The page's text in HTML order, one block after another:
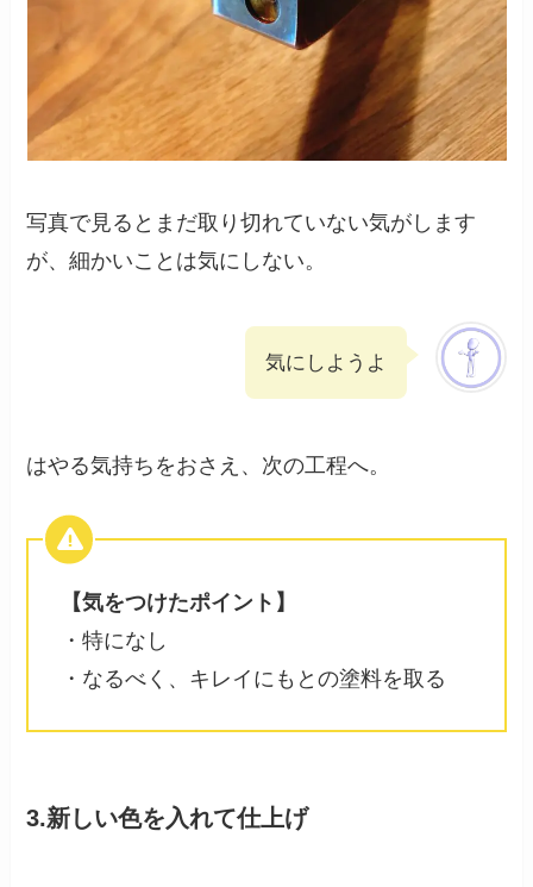
写真で見るとまだ取り切れていない気がします
が、細かいことは気にしない。
気にしようよ
はやる気持ちをおさえ、次の工程へ。
【気をつけたポイント】
・特になし
・なるべく、キレイにもとの塗料を取る
3.新しい色を入れて仕上げ